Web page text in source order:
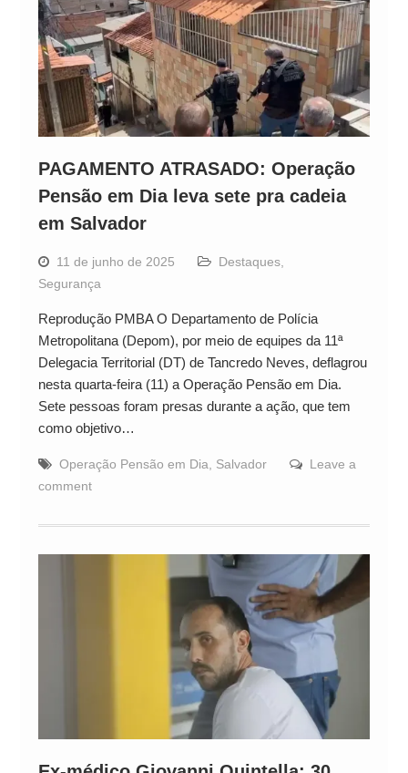
PAGAMENTO ATRASADO: Operação
Pensão em Dia leva sete pra cadeia
em Salvador
11 de junho de 2025 Destaques,
Segurança
Reprodução PMBA O Departamento de Polícia
Metropolitana (Depom), por meio de equipes da 11ª
Delegacia Territorial (DT) de Tancredo Neves, deflagrou
nesta quarta-feira (11) a Operação Pensão em Dia.
Sete pessoas foram presas durante a ação, que tem
como objetivo…
Operação Pensão em Dia Salvador
Leave a
comment